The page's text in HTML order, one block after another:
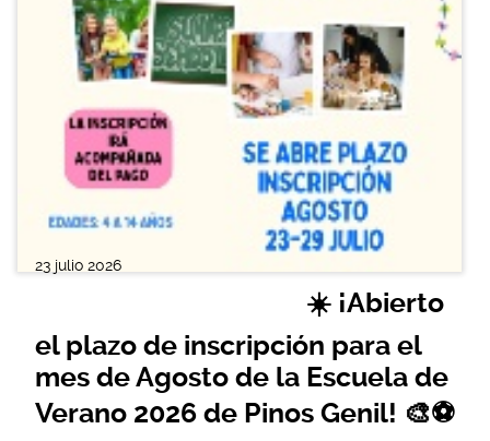
23 julio 2026
☀️ ¡Abierto
el plazo de inscripción para el
mes de Agosto de la Escuela de
Verano 2026 de Pinos Genil! 🎨⚽